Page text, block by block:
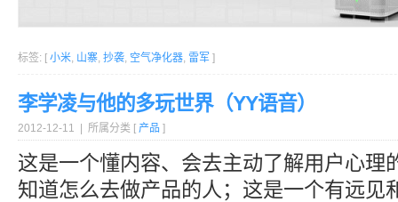
标签: [ 小米, 山寨, 抄袭, 空气净化器, 雷军 ]
李学凌与他的多玩世界（YY语音）
2012-12-11 | 所属分类 [ 产品 ]
这是一个懂内容、会去主动了解用户心理
知道怎么去做产品的人；这是一个有远见